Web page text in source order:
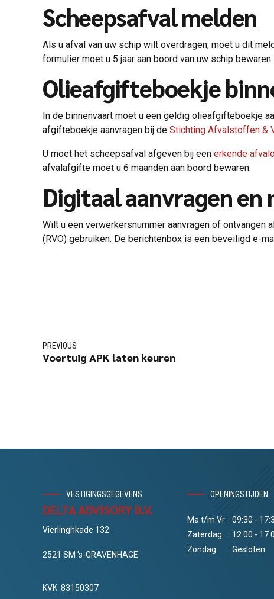
Scheepsafval melden
Als u afval van uw schip wilt overdragen, moet u dit
formulier moet u 5 jaar aan boord van uw schip bewaren.
Olieafgifteboekje
In de binnenvaart moet u een geldig olieafgifteboekje
afgifteboekje aanvragen bij de Stichting Afvalstoffen &
U moet het scheepsafval afgeven bij een erkende
afvalafgifte moet u 6 maanden aan boord bewaren.
Digitaal aanvragen
Wilt u een verwerkersnummer aanvragen of ontvangen
(RVO) gebruiken. De berichtenbox is een beveiligd e-
PREVIOUS
Voertuig APK laten keuren
VESTIGINGSGEGEVENS
DELTA ADVISORY B.V.
Vierlinghkade 132
2521 SM 's-GRAVENHAGE
KVK: 83150307
OPENINGSTIJDEN
Ma t/m Vr : 09:30 -
Zaterdag
: 12:00 -
Zondag
: Gesloten